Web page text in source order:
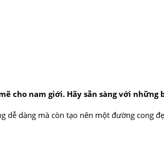
cho nam giới. Hãy sẵn sàng với những
dàng mà còn tạo nên một đường cong